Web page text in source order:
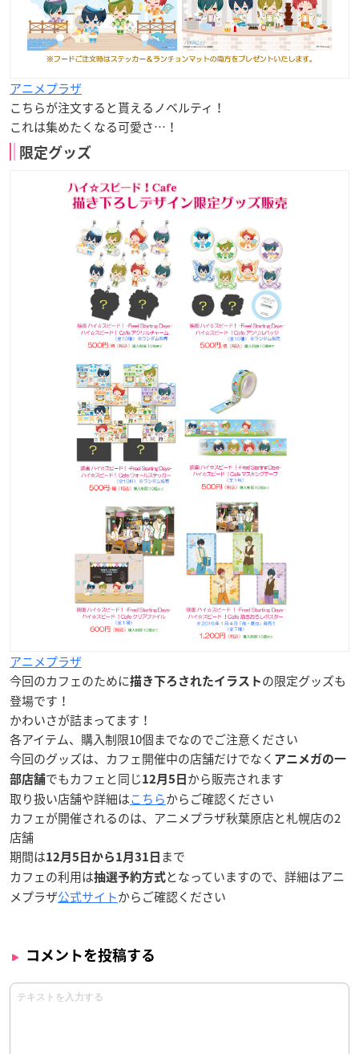
アニメプラザ
こちらが注文すると貰えるノベルティ！
これは集めたくなる可愛さ…！
限定グッズ
アニメプラザ
今回のカフェのために描き下ろされたイラスト の限定グッズも
登場です！
かわいさが詰まってます！
各アイテム、購入制限10個までなのでご注意ください
今回のグッズは、カフェ開催中の店舗だけでなく アニメガの一
部店舗でもカフェと同じ 12月5日 から販売されます
取り扱い店舗や詳細はこちらからご確認ください
カフェが開催されるのは、 アニメプラザ秋葉原店と札幌店の2
店舗
期間は12月5日から1月31日 まで
カフェの利用は抽選予約方式となっていますので、詳細はアニ
メプラザ公式サイトからご確認ください
コメントを投稿する